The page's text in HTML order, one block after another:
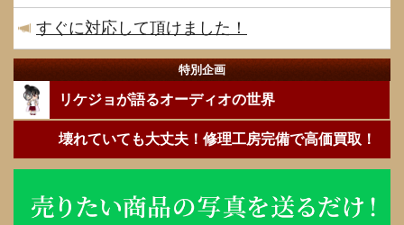
すぐに対応して頂けました！
特別企画
リケジョが語るオーディオの世界
壊れていても大丈夫！修理工房完備で高価買取！